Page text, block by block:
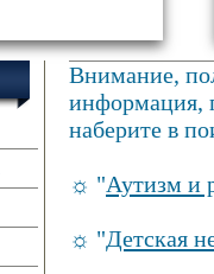
Внимание,
информация,
наберите в
☼ "Аутизм и
☼ "Детская